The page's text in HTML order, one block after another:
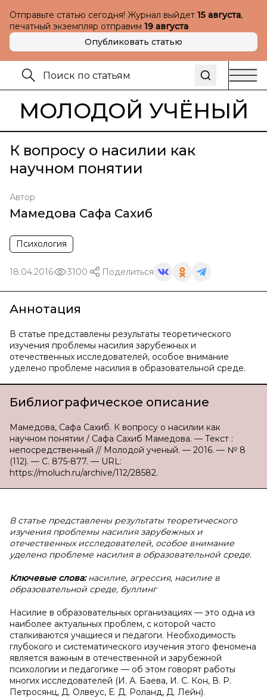
Отправьте статью сегодня! Журнал выйдет 15 августа,
печатный экземпляр отправим 19 августа
Опубликовать статью
МОЛОДОЙ УЧЁНЫЙ
К вопросу о насилии как
научном понятии
Автор
Мамедова Сафа Сахиб
Психология
18.04.2016 3100 Поделиться
Аннотация
В статье представлены результаты теоретического
изучения проблемы насилия зарубежных и
отечественных исследователей, особое внимание
уделено проблеме насилия в образовательной среде.
Библиографическое описание
Мамедова, Сафа Сахиб. К вопросу о насилии как
научном понятии / Сафа Сахиб Мамедова. — Текст :
непосредственный // Молодой ученый. — 2016. — № 8
(112). — С. 875-877. — URL:
https://moluch.ru/archive/112/28582.
В статье представлены результаты теоретического
изучения проблемы насилия зарубежных и
отечественных исследователей, особое внимание
уделено проблеме насилия в образовательной среде.
Ключевые слова:насилие, агрессия, насилие в
образовательной среде, буллинг
Насилие в образовательных организациях — это одна из
наиболее актуальных проблем, с которой часто
сталкиваются учащиеся и педагоги. Необходимость
глубокого и систематического изучения этого феномена
является важным в отечественной и зарубежной
психологии и педагогике — об этом говорят работы
многих исследователей (И. А. Баева, И. С. Кон, В. Р.
Петросянц, Д. Олвеус, Е. Д. Роланд, Д. Лейн).